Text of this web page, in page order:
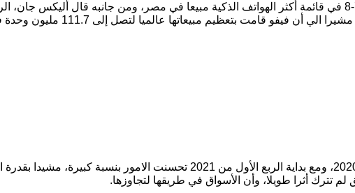
وحول تأثير كورونا، أشار الي أن التأثير كان كبير في عام 2020، ومع بداية
تترك أثرا طويلا، وأن الأسواق في طريقها لتجاوزها.